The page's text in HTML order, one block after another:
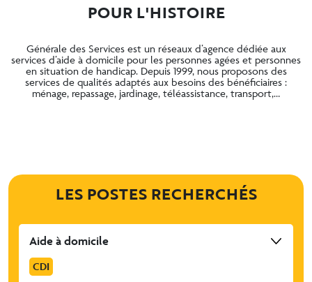
POUR L'HISTOIRE
Générale des Services est un réseaux d’agence dédiée aux
services d’aide à domicile pour les personnes agées et personnes
en situation de handicap. Depuis 1999, nous proposons des
services de qualités adaptés aux besoins des bénéficiaires :
ménage, repassage, jardinage, téléassistance, transport,…
LES POSTES RECHERCHÉS
Aide à domicile
CDI